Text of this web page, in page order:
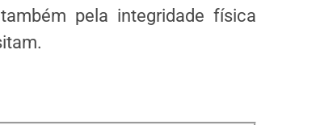
pela integridade física